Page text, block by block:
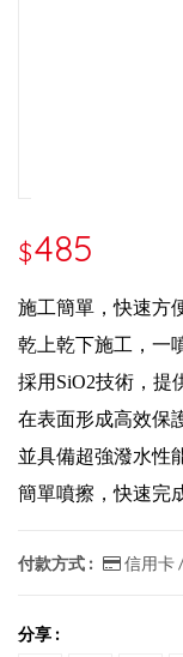
$485
施工簡單，快速方
乾上乾下施工，一
採用SiO2技術，提
在表面形成高效保
並具備超強潑水性
簡單噴擦，快速完
付款方式 : 信用卡 /
分享 :